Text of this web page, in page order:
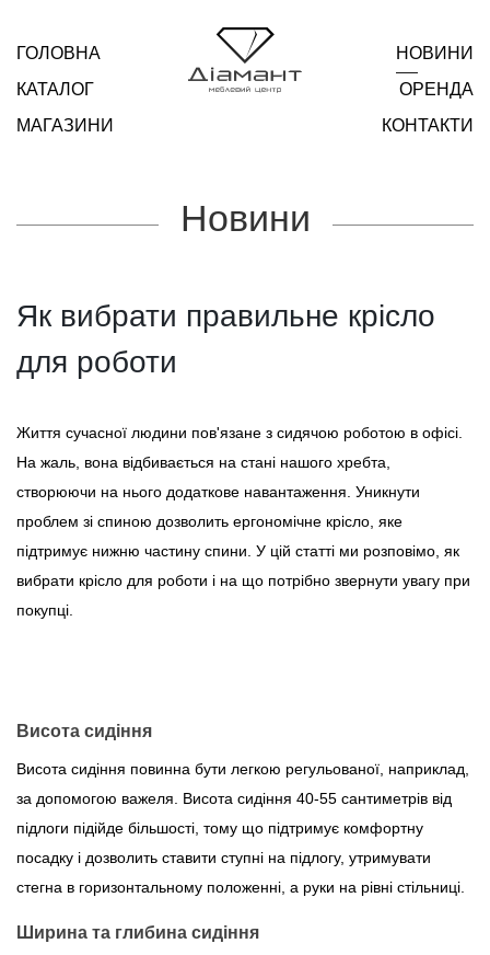
ГОЛОВНА
КАТАЛОГ
МАГАЗИНИ
НОВИНИ
ОРЕНДА
КОНТАКТИ
Новини
Як вибрати правильне крісло
для роботи
Життя сучасної людини пов'язане з сидячою роботою в офісі.
На жаль, вона відбивається на стані нашого хребта,
створюючи на нього додаткове навантаження. Уникнути
проблем зі спиною дозволить ергономічне крісло, яке
підтримує нижню частину спини. У цій статті ми розповімо, як
вибрати крісло для роботи і на що потрібно звернути увагу при
покупці.
Висота сидіння
Висота сидіння повинна бути легкою регульованої, наприклад,
за допомогою важеля. Висота сидіння 40-55 сантиметрів від
підлоги підійде більшості, тому що підтримує комфортну
посадку і дозволить ставити ступні на підлогу, утримувати
стегна в горизонтальному положенні, а руки на рівні стільниці.
Ширина та глибина сидіння